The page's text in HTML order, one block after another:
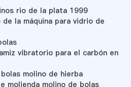
rio de la plata 1999
la máquina para vidrio de
vibratorio para el carbón en
molino de hierba
molienda molino de bolas